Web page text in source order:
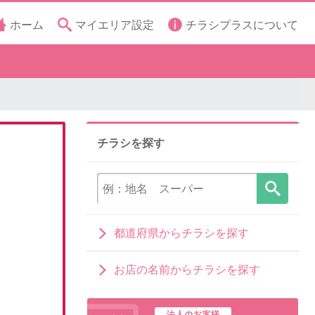
ホーム マイエリア設定 チラシプラスについて
チラシを探す
都道府県からチラシを探す
お店の名前からチラシを探す